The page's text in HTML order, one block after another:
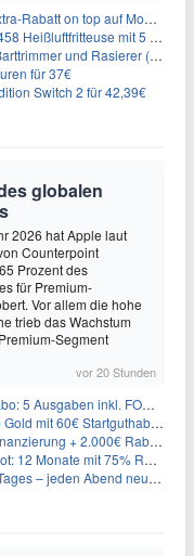
top auf Mode- und Sport-Artikel
mit 5 Litern für 64,99€
und Rasierer (All in One) für 16€
für 37€
Switch 2 für 42,39€
globalen
2026 hat Apple laut
Counterpoint
Prozent des
für Premium-
Vor allem die hohe
trieb das Wachstum
Segment
vor 20 Stunden
inkl. FOCUS+ Zugang für 5€
60€ Startguthaben (45€ Gewinn)
+ 2.000€ Rabatt für 38.970€
mit 75% Rabatt ab 6,25€/Monat
Abend neue Deals zum Stöbern